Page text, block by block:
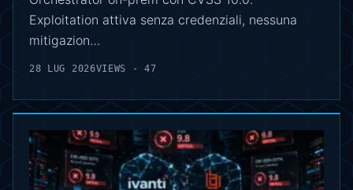
Exploitation attiva senza credenziali, nessuna
mitigazion…
28 LUG 2026VIEWS - 47